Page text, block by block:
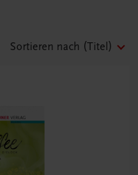
Sortieren nach (Titel)